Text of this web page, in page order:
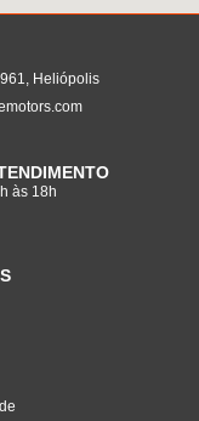
Heliópolis
às 18h